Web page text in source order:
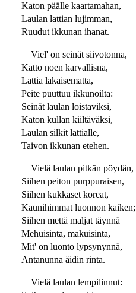
Katon päälle kaartamahan,
Laulan lattian lujimman,
Ruudut ikkunan ihanat.—
Viel' on seinät siivotonna,
Katto noen karvallisna,
Lattia lakaisematta,
Peite puuttuu ikkunoilta:
Seinät laulan loistaviksi,
Katon kullan kiiltäväksi,
Laulan silkit lattialle,
Taivon ikkunan etehen.
Vielä laulan pitkän pöydän,
Siihen peiton purppuraisen,
Siihen kukkaset koreat,
Kaunihimmat luonnon kaiken;
Siihen mettä maljat täynnä
Mehuisinta, makuisinta,
Mit' on luonto lypsynynnä,
Antanunna äidin rinta.
Vielä laulan lempilinnut: